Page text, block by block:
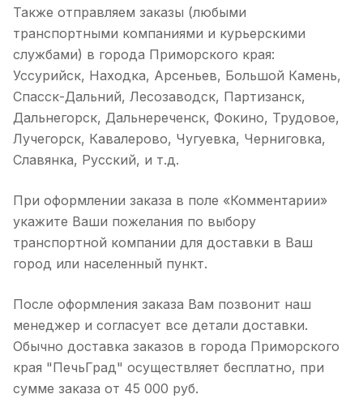
Также отправляем заказы (любыми
транспортными компаниями и курьерскими
службами) в города Приморского края:
Уссурийск, Находка, Арсеньев, Большой Камень,
Спасск-Дальний, Лесозаводск, Партизанск,
Дальнегорск, Дальнереченск, Фокино, Трудовое,
Лучегорск, Кавалерово, Чугуевка, Черниговка,
Славянка, Русский, и т.д.
При оформлении заказа в поле «Комментарии»
укажите Ваши пожелания по выбору
транспортной компании для доставки в Ваш
город или населенный пункт.
После оформления заказа Вам позвонит наш
менеджер и согласует все детали доставки.
Обычно доставка заказов в города Приморского
края "ПечьГрад" осуществляет бесплатно, при
сумме заказа от 45 000 руб.